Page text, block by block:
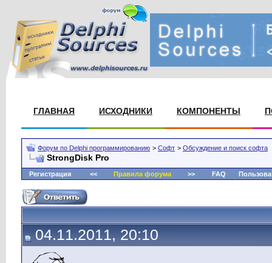
ГЛАВНАЯ ИСХОДНИКИ КОМПОНЕНТЫ
Форум по Delphi программированию > Софт > Обсуждение и поиск софта
StrongDisk Pro
Регистрация << Правила форума>> FAQ
04.11.2011, 20:10